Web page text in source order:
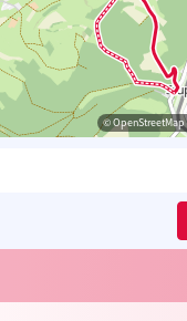
©